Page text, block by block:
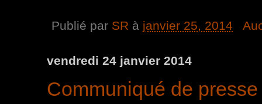
Publié par SR à janvier 25, 2014
vendredi 24 janvier 2014
Communiqué de